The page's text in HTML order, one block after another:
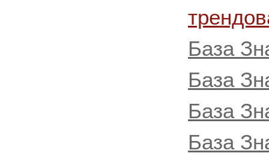
База
База
База
База